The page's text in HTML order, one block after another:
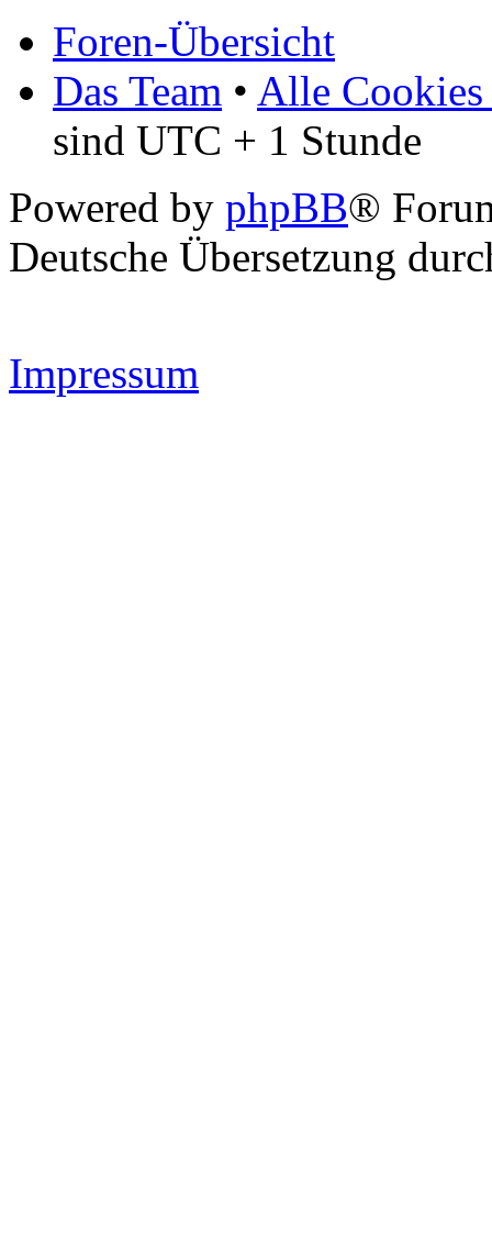
Foren-Übersicht
Das Team • Alle Cookies
sind UTC + 1 Stunde
Powered by phpBB®
Deutsche Übersetzung
Impressum